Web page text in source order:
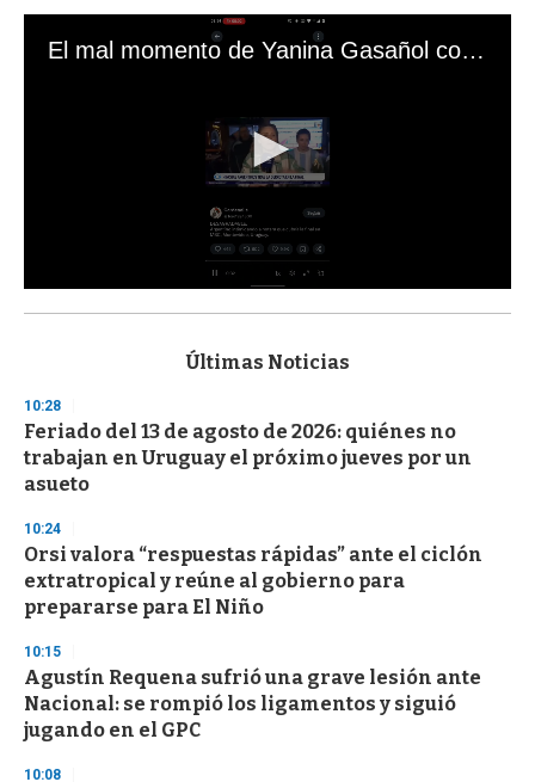
El mal momento de Yanina Gasañol con un hincha argentino en "Subrayado"
s
d
s
o
f
3
s
e
c
o
n
d
Últimas Noticias
10:28
Feriado del 13 de agosto de 2026: quiénes no
trabajan en Uruguay el próximo jueves por un
asueto
10:24
Orsi valora “respuestas rápidas” ante el ciclón
extratropical y reúne al gobierno para
prepararse para El Niño
10:15
Agustín Requena sufrió una grave lesión ante
Nacional: se rompió los ligamentos y siguió
jugando en el GPC
10:08